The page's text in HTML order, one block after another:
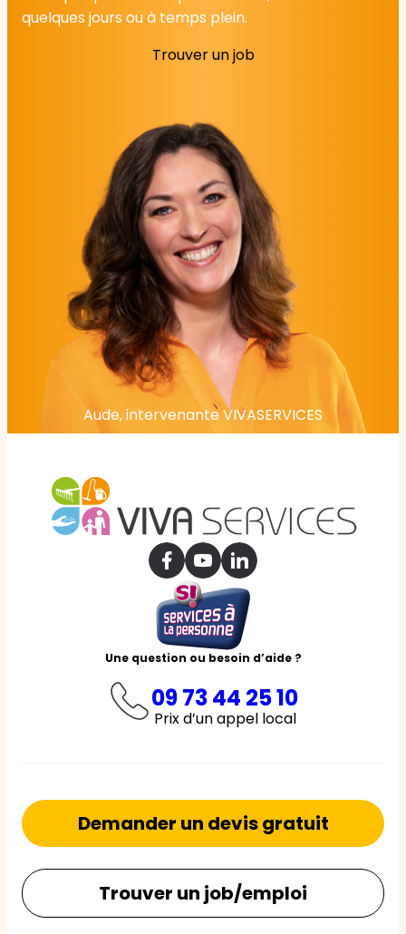
quelques jours ou à temps plein.
Trouver un job
Aude, intervenante VIVASERVICES
Une question ou besoin d’aide ?
09 73 44 25 10
Prix d’un appel local
Demander un devis gratuit
Trouver un job/emploi